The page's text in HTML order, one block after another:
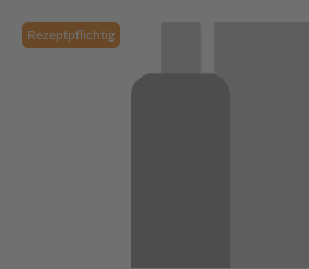
Rezeptpflichtig